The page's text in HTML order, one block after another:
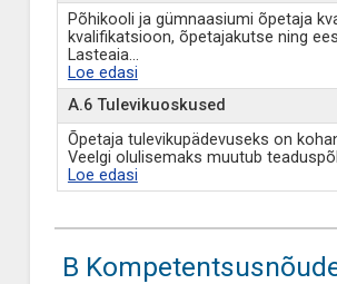
Põhikooli ja gümnaasiumi õpetaja
kvalifikatsioon, õpetajakutse ning
Lasteaia...
Loe edasi
A.6 Tulevikuoskused
Õpetaja tulevikupädevuseks on
Veelgi olulisemaks muutub
Loe edasi
B